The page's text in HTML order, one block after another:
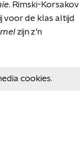
. Rimski-Korsakov
voor de klas altijd
zijn z’n
cookies.